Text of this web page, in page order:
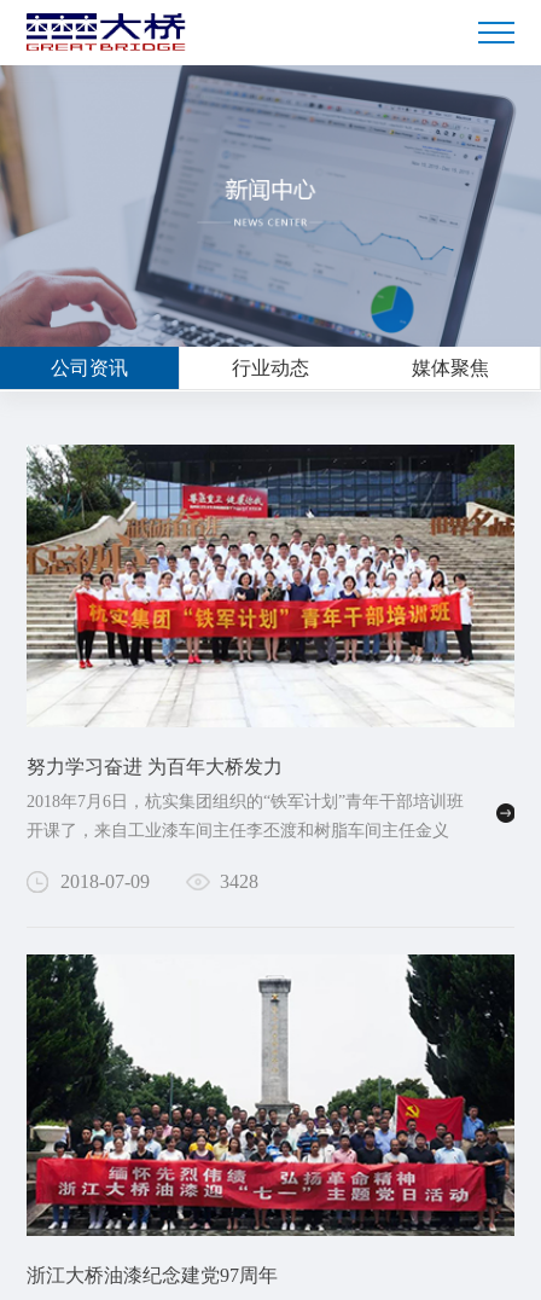
公司资讯 行业动态 媒体聚焦
努力学习奋进 为百年大桥发力
2018年7月6日，杭实集团组织的“铁军计划”青年干部培训班
开课了，来自工业漆车间主任李丕渡和树脂车间主任金义
2018-07-09 3428
浙江大桥油漆纪念建党97周年